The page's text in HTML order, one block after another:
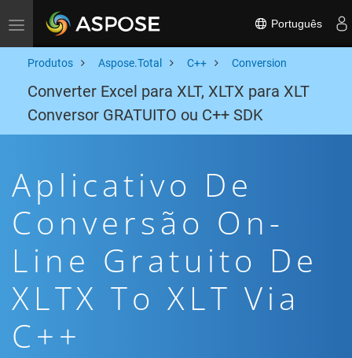
Toggle navigation Português
Produtos Aspose.Total C++ Conversion
Converter Excel para XLT, XLTX para XLT
Conversor GRATUITO ou C++ SDK
Aplicativo De
Conversão On-
Line Gratuito De
XLTX To XLT Via
C++